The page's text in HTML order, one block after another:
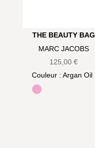
THE BEAUTY BAG
MARC JACOBS
125,00 €
Couleur : Argan Oil
Bow pink